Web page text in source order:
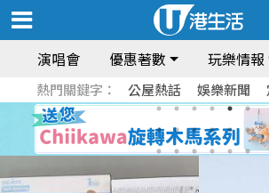
演唱會 優惠著數 玩樂情報
熱門關鍵字： 公屋熱話 娛樂新聞